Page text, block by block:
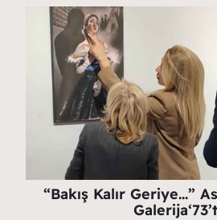
“Bakış Kalır Geriye…”